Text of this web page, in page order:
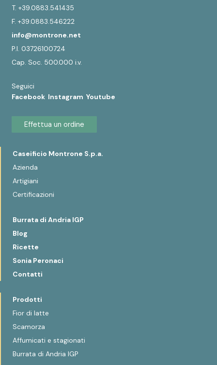
T. +39.0883.541435
F. +39.0883.546222
info@montrone.net
P.I. 03726100724
Cap. Soc. 500.000 i.v.
Seguici
Facebook Instagram Youtube
Effettua un ordine
Caseificio Montrone S.p.a.
Azienda
Artigiani
Certificazioni
Burrata di Andria IGP
Blog
Ricette
Sonia Peronaci
Contatti
Prodotti
Fior di latte
Scamorza
Affumicati e stagionati
Burrata di Andria IGP